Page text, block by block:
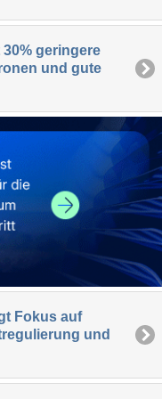
geringere
und gute
Fokus auf
und